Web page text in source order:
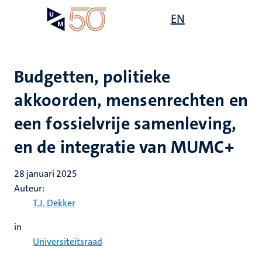
gaan
EN
Budgetten, politieke
akkoorden, mensenrechten en
een fossielvrije samenleving,
en de integratie van MUMC+
28 januari 2025
Auteur:
T.J. Dekker
in
Universiteitsraad